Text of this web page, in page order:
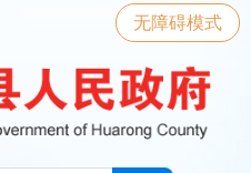
无障碍模式